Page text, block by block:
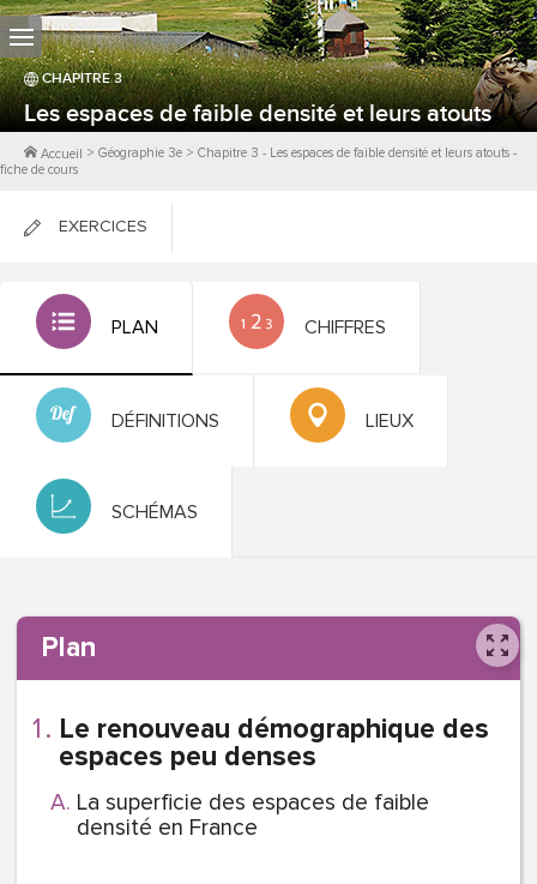
CHAPITRE3
Les espaces de faible densité et leurs atouts
Accueil > Géographie 3e > Chapitre 3 - Les espaces de faible densité et leurs atouts -
fiche de cours
EXERCICES
FICHES DE COURS
PLAN CHIFFRES
DÉFINITIONS LIEUX
SCHÉMAS
Plan
Le renouveau démographique des
espaces peu denses
La superficie des espaces de faible
densité en France